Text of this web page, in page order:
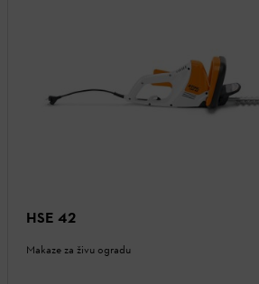
HSE 42
Makaze za živu ogradu